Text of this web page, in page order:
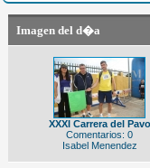
Imagen del d�a
XXXI Carrera del Pavo
Comentarios: 0
Isabel Menendez